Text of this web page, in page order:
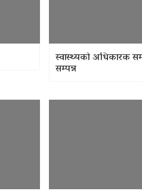
स्वास्थ्यको अधिकारक
सम्पन्न